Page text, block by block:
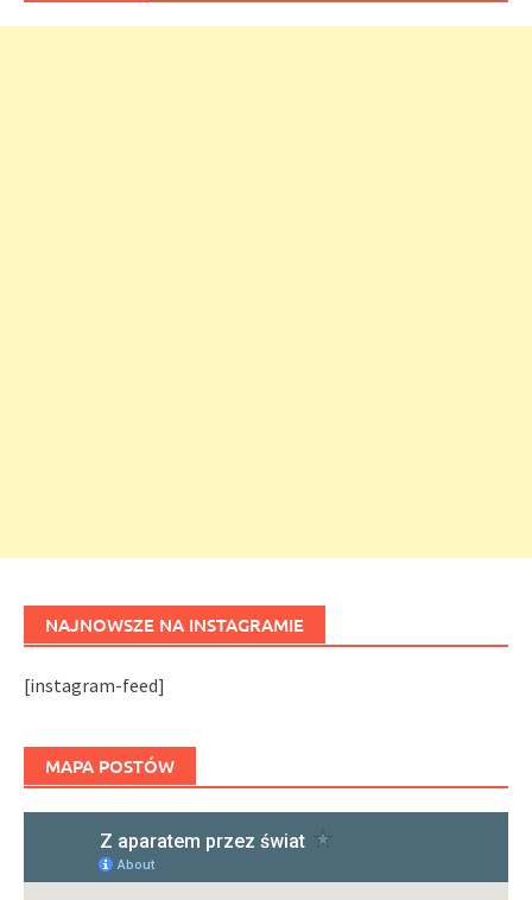
NAJNOWSZE NA INSTAGRAMIE
[instagram-feed]
MAPA POSTÓW